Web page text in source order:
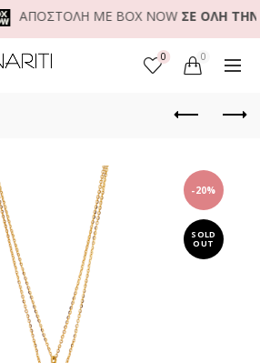
ΑΠΟΣΤΟΛΗ ΜΕ BOX NOWΣΕ ΟΛΗ ΤΗΝ
0 0
-20%
SOLD
OUT